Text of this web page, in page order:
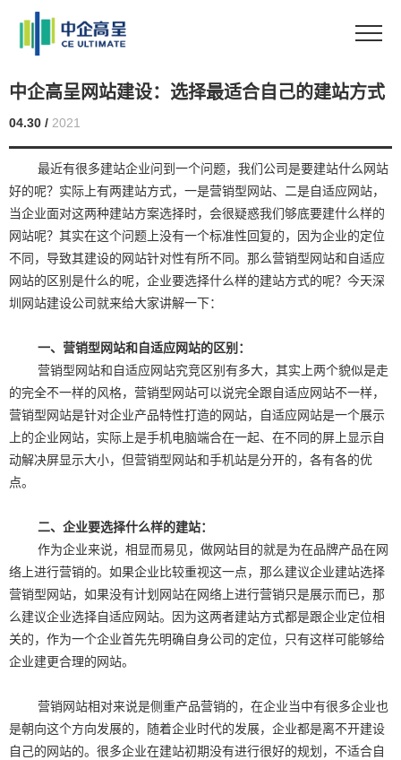
中企高呈网站建设：选择最适合自己的建站方式
04.30 / 2021
最近有很多建站企业问到一个问题，我们公司是要建站什么网站
好的呢？实际上有两建站方式，一是营销型网站、二是自适应网站，
当企业面对这两种建站方案选择时，会很疑惑我们够底要建什么样的
网站呢？其实在这个问题上没有一个标准性回复的，因为企业的定位
不同，导致其建设的网站针对性有所不同。那么营销型网站和自适应
网站的区别是什么的呢，企业要选择什么样的建站方式的呢？今天深
圳网站建设公司就来给大家讲解一下：
一、营销型网站和自适应网站的区别：
营销型网站和自适应网站究竞区别有多大，其实上两个貌似是走
的完全不一样的风格，营销型网站可以说完全跟自适应网站不一样，
营销型网站是针对企业产品特性打造的网站，自适应网站是一个展示
上的企业网站，实际上是手机电脑端合在一起、在不同的屏上显示自
动解决屏显示大小，但营销型网站和手机站是分开的，各有各的优
点。
二、企业要选择什么样的建站：
作为企业来说，相显而易见，做网站目的就是为在品牌产品在网
络上进行营销的。如果企业比较重视这一点，那么建议企业建站选择
营销型网站，如果没有计划网站在网络上进行营销只是展示而已，那
么建议企业选择自适应网站。因为这两者建站方式都是跟企业定位相
关的，作为一个企业首先先明确自身公司的定位，只有这样可能够给
企业建更合理的网站。
营销网站相对来说是侧重产品营销的，在企业当中有很多企业也
是朝向这个方向发展的，随着企业时代的发展，企业都是离不开建设
自己的网站的。很多企业在建站初期没有进行很好的规划，不适合自